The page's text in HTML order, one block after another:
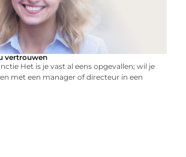
vertrouwen
Het is je vast al eens opgevallen; wil je
met een manager of directeur in een